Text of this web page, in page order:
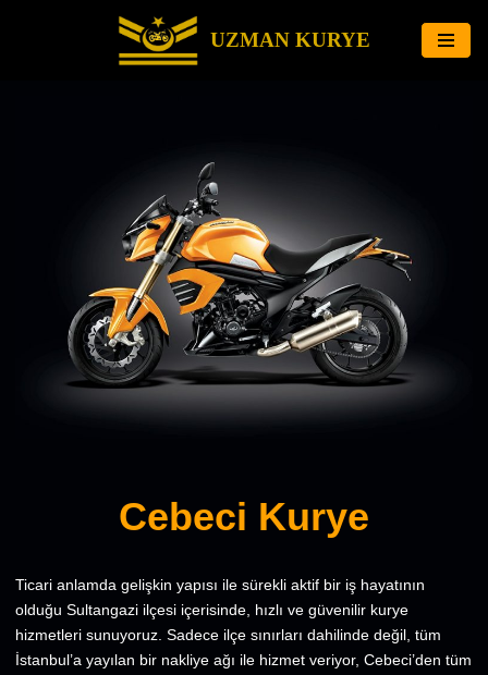
UZMAN KURYE
Cebeci Kurye
Ticari anlamda gelişkin yapısı ile sürekli aktif bir iş hayatının
olduğu Sultangazi ilçesi içerisinde, hızlı ve güvenilir kurye
hizmetleri sunuyoruz. Sadece ilçe sınırları dahilinde değil, tüm
İstanbul’a yayılan bir nakliye ağı ile hizmet veriyor, Cebeci’den tüm